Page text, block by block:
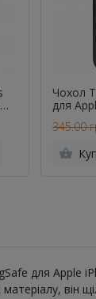
Чохол
для
345.00
для Apple
він